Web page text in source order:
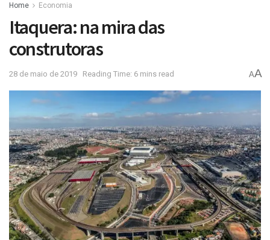
Home Economia
Itaquera: na mira das
construtoras
28 de maio de 2019 Reading Time: 6 mins read AA